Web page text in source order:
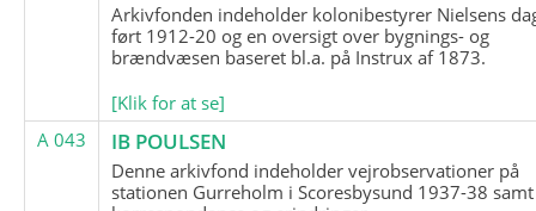
Arkivfonden indeholder kolonibestyrer Nielsens
ført 1912-20 og en oversigt over bygnings- og
brændvæsen baseret bl.a. på Instrux af 1873.
[Klik for at se]
A 043
IB POULSEN
Denne arkivfond indeholder vejrobservationer på
stationen Gurreholm i Scoresbysund 1937-38 samt